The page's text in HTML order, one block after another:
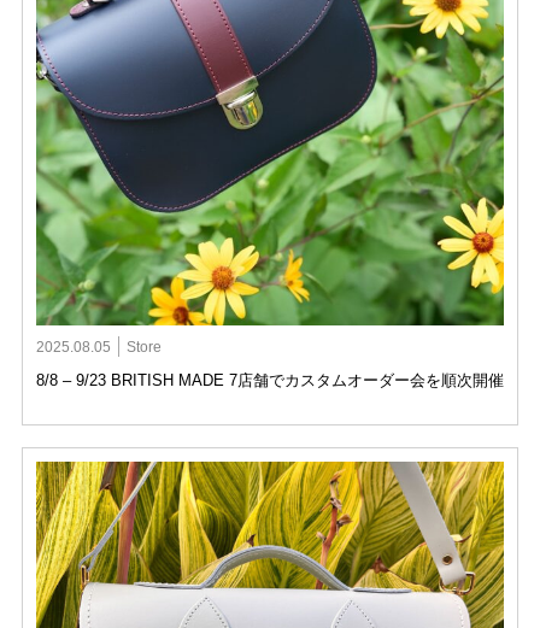
2025.08.05 Store
8/8 – 9/23 BRITISH MADE 7店舗でカスタムオーダー会を順次開催